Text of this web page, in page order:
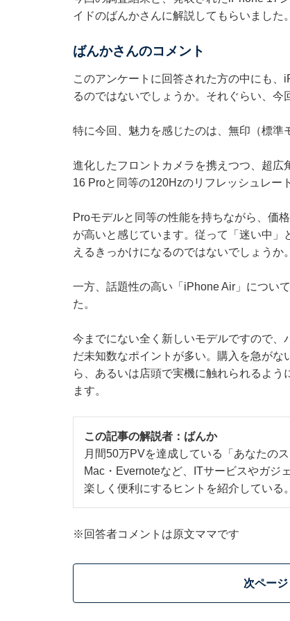
イドのばんかさんに解説してもらいました。
ばんかさんのコメント
このアンケートに回答された方の中にも
るのではないでしょうか。それぐらい、今
特に今回、魅力を感じたのは、無印（標準
進化したフロントカメラを携えつつ、超
16 Proと同等の120Hzのリフレッシュレー
Proモデルと同等の性能を持ちながら、価
が高いと感じています。従って「迷い中
えるきっかけになるのではないでしょうか。
一方、話題性の高い「iPhone Air」につい
た。
今までにない全く新しいモデルですので、
だ未知数なポイントが多い。購入を急が
ら、あるいは店頭で実機に触れられるよ
ます。
この記事の解説者： ばんか
月間50万PVを達成している「あなたの
Mac・Evernoteなど、ITサービスやガジ
楽しく便利にするヒントを紹介している
※回答者コメントは原文ママです
次ページ